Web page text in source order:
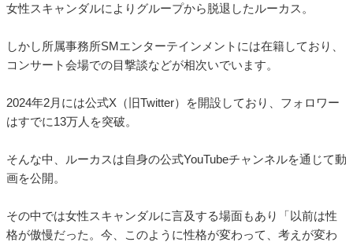
女性スキャンダルによりグループから脱退したルーカス。
しかし所属事務所SMエンターテインメントには在籍しており、
コンサート会場での目撃談などが相次いでいます。
2024年2月には公式X（旧Twitter）を開設しており、フォロワー
はすでに13万人を突破。
そんな中、ルーカスは自身の公式YouTubeチャンネルを通じて動
画を公開。
その中では女性スキャンダルに言及する場面もあり「以前は性
格が傲慢だった。今、このように性格が変わって、考えが変わ